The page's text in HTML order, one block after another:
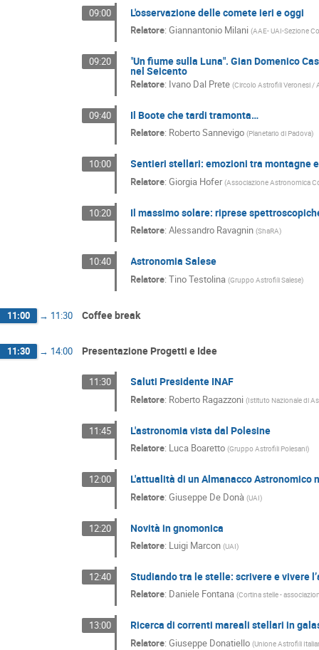
09:00 L'osservazione delle comete ieri e oggi
Relatore:Giannantonio Milani (AAE- UAI-Sezione
09:20 "Un fiume sulla Luna". Gian Domenico
nel Seicento
Relatore: Ivano Dal Prete (Circolo Astrofili Veronesi /
09:40 Il Boote che tardi tramonta…
Relatore: Roberto Sannevigo (Planetario di Padova)
10:00 Sentieri stellari: emozioni tra montagne
Relatore:Giorgia Hofer (Associazione Astronomica
10:20 Il massimo solare: riprese
Relatore:Alessandro Ravagnin (ShaRA)
10:40 Astronomia Salese
Relatore:Tino Testolina (Gruppo Astrofili Salese)
11:00 → 11:30 Coffee break
11:30 → 14:00 Presentazione Progetti e Idee
11:30 Saluti Presidente INAF
Relatore: Roberto Ragazzoni (Istituto Nazionale di
11:45 L'astronomia vista dal Polesine
Relatore: Luca Boaretto (Gruppo Astrofili Polesani)
12:00 L'attualità di un Almanacco Astronomico
Relatore:Giuseppe De Donà (UAI)
12:20 Novità in gnomonica
Relatore: Luigi Marcon (UAI)
12:40 Studiando tra le stelle: scrivere e vivere
Relatore: Daniele Fontana (Cortina stelle -
13:00 Ricerca di correnti mareali stellari in
Relatore:Giuseppe Donatiello (Unione Astrofili